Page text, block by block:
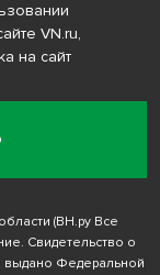
VN.ru,
на сайт
(ВН.ру Все
Свидетельство о
выдано Федеральной